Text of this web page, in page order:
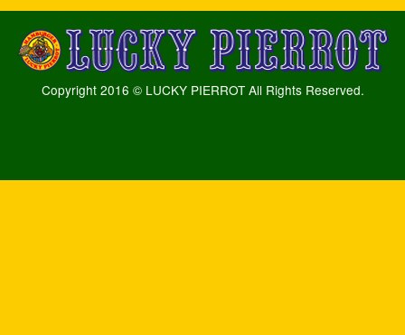
Copyright 2016 © LUCKY PIERROT All Rights Reserved.